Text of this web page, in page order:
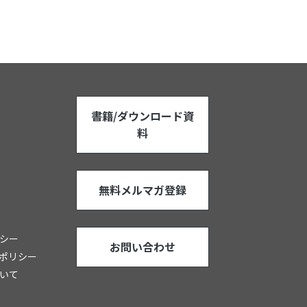
ー
リシー
て
書籍/ダウンロード資
料
無料メルマガ登録
お問い合わせ